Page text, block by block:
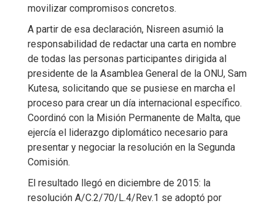
movilizar compromisos concretos.
A partir de esa declaración, Nisreen asumió la
responsabilidad de redactar una carta en nombre
de todas las personas participantes dirigida al
presidente de la Asamblea General de la ONU, Sam
Kutesa, solicitando que se pusiese en marcha el
proceso para crear un día internacional específico.
Coordinó con la Misión Permanente de Malta, que
ejercía el liderazgo diplomático necesario para
presentar y negociar la resolución en la Segunda
Comisión.
El resultado llegó en diciembre de 2015: la
resolución A/C.2/70/L.4/Rev.1 se adoptó por